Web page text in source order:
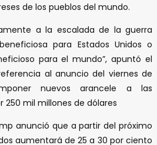
de los pueblos del mundo.
a la escalada de la guerra
para Estados Unidos o
para el mundo”, apuntó el
al anuncio del viernes de
nuevos arancele a las
mil millones de dólares
anunció que a partir del próximo
aumentará de 25 a 30 por ciento